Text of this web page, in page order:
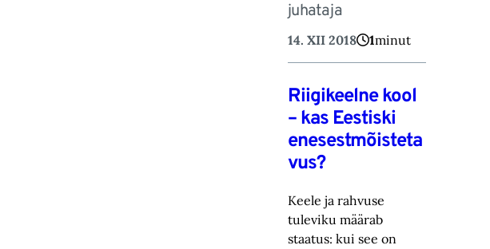
juhataja
14. XII 2018 1minut
Riigikeelne kool
– kas Eestiski
enesestmõisteta
vus?
Keele ja rahvuse
tuleviku määrab
staatus: kui see on